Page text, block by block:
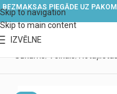
Skip to navigation
Skip to main content
BEZMAKSAS PIEGĀDE UZ
IZVĒLNE